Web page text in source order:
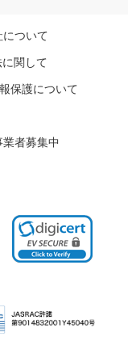
ついて
関して
保護について
者募集中